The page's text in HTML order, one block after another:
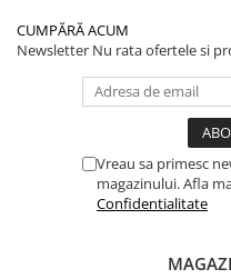
CUMPĂRĂ ACUM
Newsletter Nu rata ofertele si
Vreau sa primesc
magazinului. Afla
Confidentialitate